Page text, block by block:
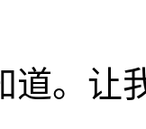
道。让